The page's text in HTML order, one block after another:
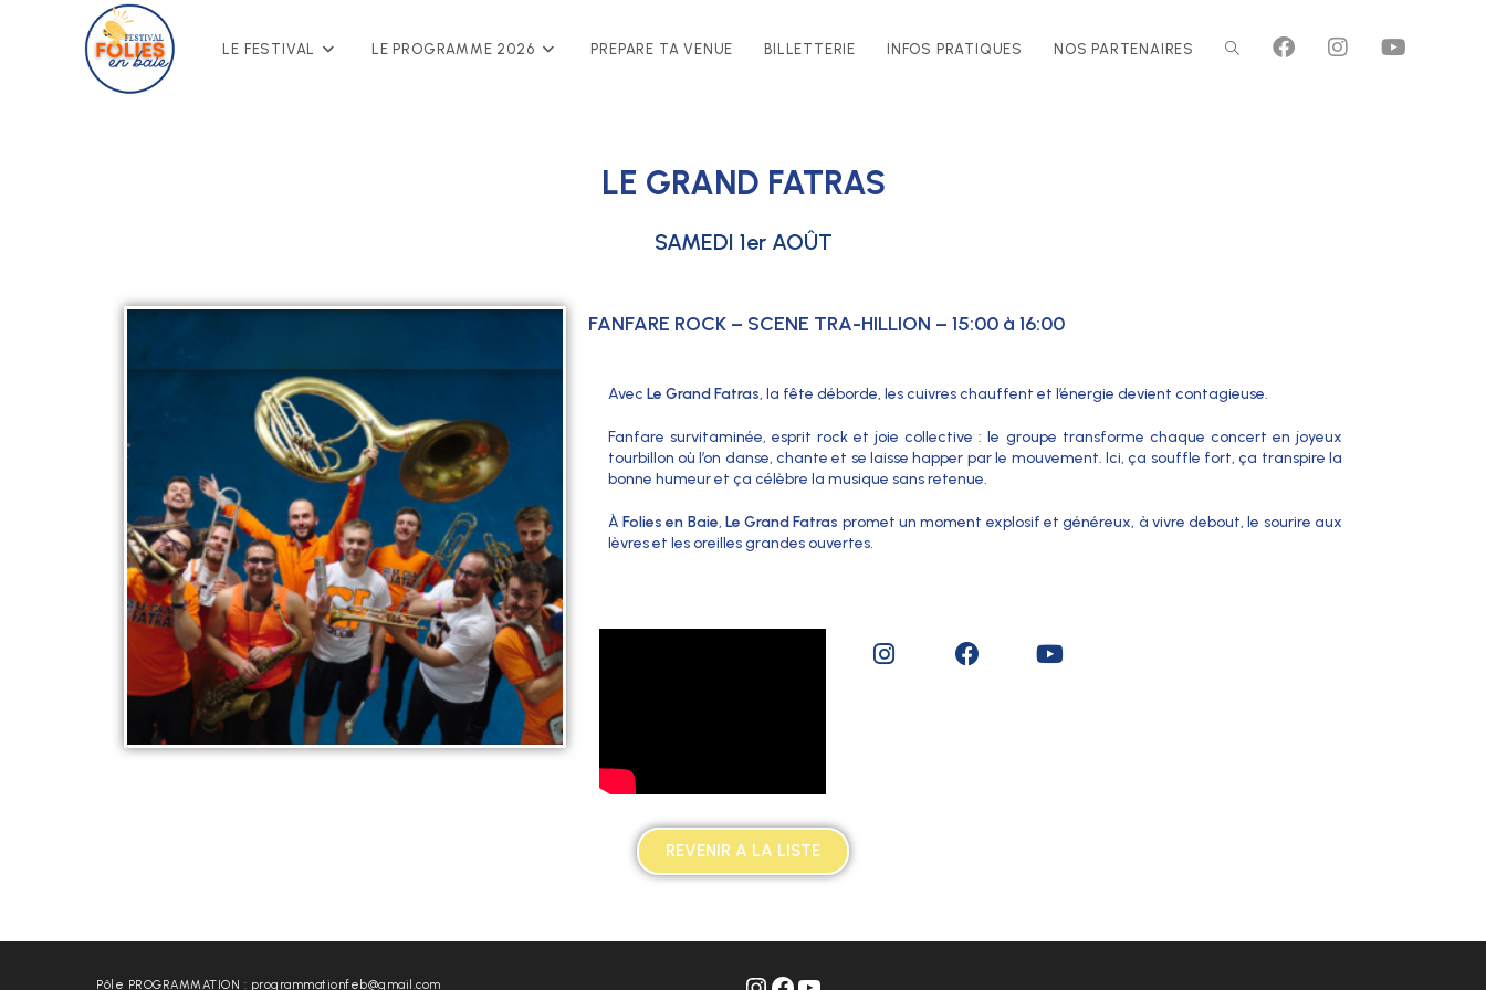
LE FESTIVAL LE PROGRAMME 2026 PREPARE TA VENUE BILLETTERIE INFOS PRATIQUES NOS PARTENAIRES
LE GRAND FATRAS
SAMEDI 1er AOÛT
FANFARE ROCK – SCENE TRA-HILLION – 15:00 à 16:00
Avec Le Grand Fatras, la fête déborde, les cuivres chauffent et l’énergie devient contagieuse.
Fanfare survitaminée, esprit rock et joie collective : le groupe transforme chaque concert en joyeux
tourbillon où l’on danse, chante et se laisse happer par le mouvement. Ici, ça souffle fort, ça transpire la
bonne humeur et ça célèbre la musique sans retenue.
À Folies en Baie, Le Grand Fatras promet un moment explosif et généreux, à vivre debout, le sourire aux
lèvres et les oreilles grandes ouvertes.
REVENIR A LA LISTE
Pôle PROGRAMMATION : programmationfeb@gmail.com